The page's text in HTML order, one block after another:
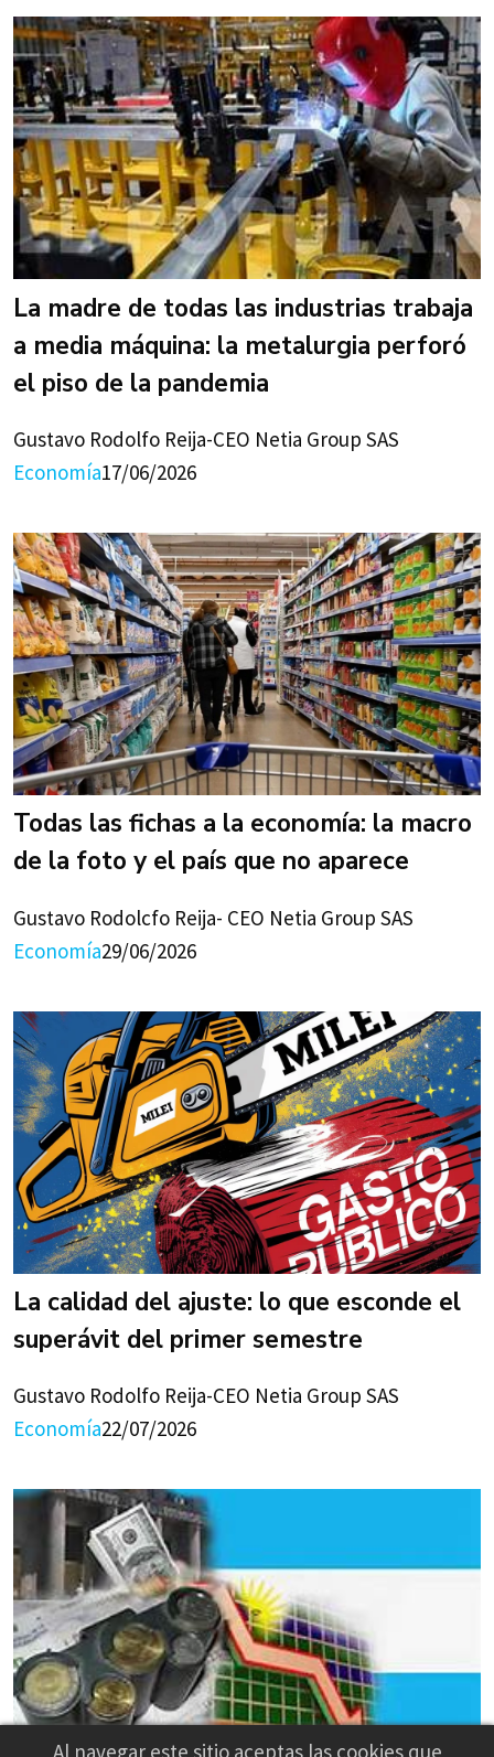
La madre de todas las industrias trabaja
a media máquina: la metalurgia perforó
el piso de la pandemia
Gustavo Rodolfo Reija-CEO Netia Group SAS
Economía17/06/2026
Todas las fichas a la economía: la macro
de la foto y el país que no aparece
Gustavo Rodolcfo Reija- CEO Netia Group SAS
Economía29/06/2026
La calidad del ajuste: lo que esconde el
superávit del primer semestre
Gustavo Rodolfo Reija-CEO Netia Group SAS
Economía22/07/2026
Al navegar este sitio aceptas las cookies que